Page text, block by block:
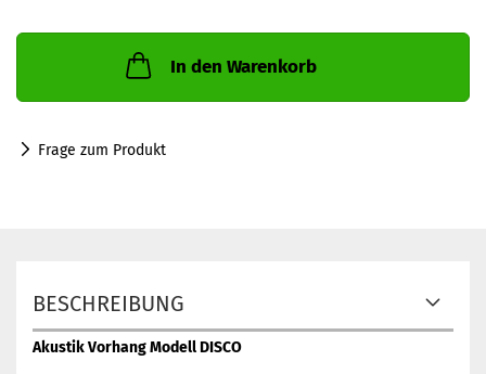
In den Warenkorb
Frage zum Produkt
BESCHREIBUNG
Akustik Vorhang Modell DISCO